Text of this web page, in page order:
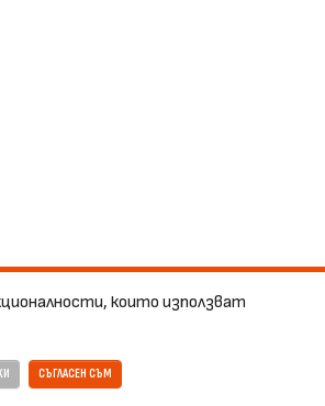
които използват
СЪГЛАСЕН СЪМ